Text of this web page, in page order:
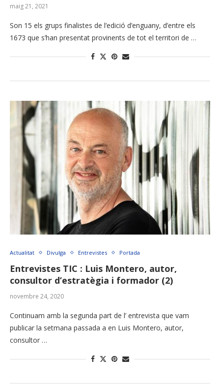
maig 21, 2021
Son 15 els grups finalistes de l’edició d’enguany, d’entre els
1673 que s’han presentat provinents de tot el territori de …
Actualitat Divulga Entrevistes Portada
Entrevistes TIC : Luis Montero, autor,
consultor d’estratègia i formador (2)
novembre 24, 2020
Continuam amb la segunda part de l’ entrevista que vam
publicar la setmana passada a en Luis Montero, autor,
consultor …